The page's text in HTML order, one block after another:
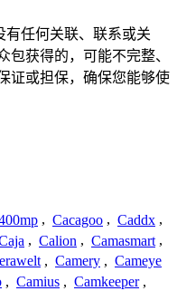
有任何关联、联系或关
包获得的，可能不完整、
证或担保，确保您能够使
, Cacagoo , Caddx ,
, Calion , Camasmart ,
, Camery , Cameye
, Camius , Camkeeper ,